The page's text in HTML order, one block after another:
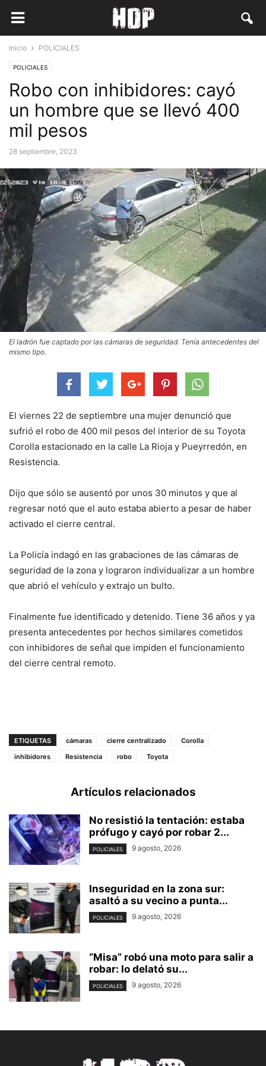
Inicio POLICIALES
POLICIALES
Robo con inhibidores: cayó
un hombre que se llevó 400
mil pesos
28 septiembre, 2023
El ladrón fue captado por las cámaras de seguridad. Tenía antecedentes del
mismo tipo.
El viernes 22 de septiembre una mujer denunció que
sufrió el robo de 400 mil pesos del interior de su Toyota
Corolla estacionado en la calle La Rioja y Pueyrredón, en
Resistencia.
Dijo que sólo se ausentó por unos 30 minutos y que al
regresar notó que el auto estaba abierto a pesar de haber
activado el cierre central.
La Policía indagó en las grabaciones de las cámaras de
seguridad de la zona y lograron individualizar a un hombre
que abrió el vehículo y extrajo un bulto.
Finalmente fue identificado y detenido. Tiene 36 años y ya
presenta antecedentes por hechos similares cometidos
con inhibidores de señal que impiden el funcionamiento
del cierre central remoto.
ETIQUETAS cámaras cierre centralizado
Corolla
inhibidores
Resistencia robo Toyota
Artículos relacionados
No resistió la tentación: estaba
prófugo y cayó por robar 2...
POLICIALES 9 agosto, 2026
Inseguridad en la zona sur:
asaltó a su vecino a punta...
POLICIALES 9 agosto, 2026
“Misa” robó una moto para salir a
robar: lo delató su...
POLICIALES 9 agosto, 2026